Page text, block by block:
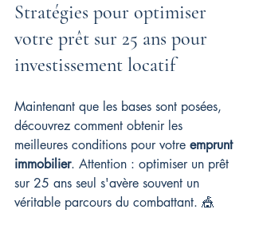
Stratégies pour optimiser
votre prêt sur 25 ans pour
investissement locatif
Maintenant que les bases sont posées,
découvrez comment obtenir les
meilleures conditions pour votre emprunt
immobilier. Attention : optimiser un prêt
sur 25 ans seul s'avère souvent un
véritable parcours du combattant. 🎪